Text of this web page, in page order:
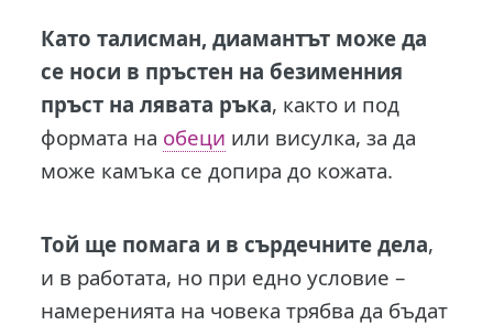
Като талисман, диамантът може да
се носи в пръстен на безименния
пръст на лявата ръка, както и под
формата на обеци или висулка, за да
може камъка се допира до кожата.
Той ще помага и в сърдечните дела,
и в работата, но при едно условие –
намеренията на човека трябва да бъдат